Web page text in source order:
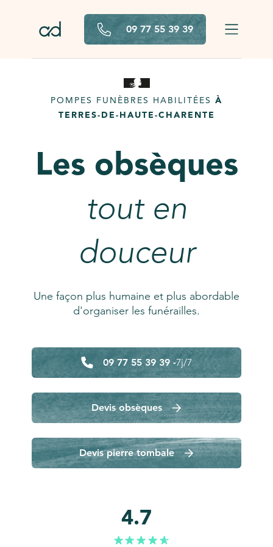
09 77 55 39 39
POMPES FUNÈBRES HABILITÉES À
TERRES-DE-HAUTE-CHARENTE
Les obsèques
tout en
douceur
Une façon plus humaine et plus abordable
d'organiser les funérailles.
09 77 55 39 39 -7j/7
Devis obsèques
Devis pierre tombale
4.7